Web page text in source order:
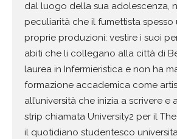
dal luogo della sua adolescenza,
peculiarità che il fumettista spesso
proprie produzioni: vestire i suoi
abiti che li collegano alla città di
laurea in Infermieristica e non ha
formazione accademica come
all’università che inizia a scrivere e
strip chiamata University2 per il
il quotidiano studentesco